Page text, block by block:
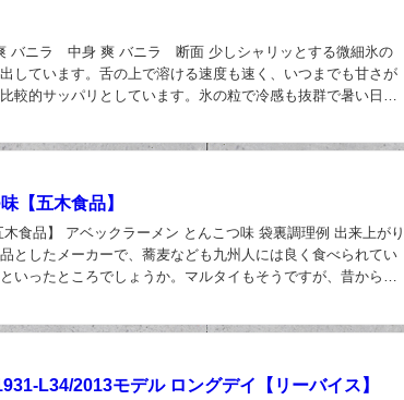
バニラ 中身 爽 バニラ 断面 少しシャリッとする微細氷の
しています。舌の上で溶ける速度も速く、いつまでも甘さが
較的サッパリとしています。氷の粒で冷感も抜群で暑い日で
ラ【LOTT...
【五木食品】
食品】 アベックラーメン とんこつ味 袋裏調理例 出来上がり
としたメーカーで、蕎麦なども九州人には良く食べられてい
いったところでしょうか。マルタイもそうですが、昔から九
トレートの棒状という...
L34/2013モデル ロングデイ【リーバイス】